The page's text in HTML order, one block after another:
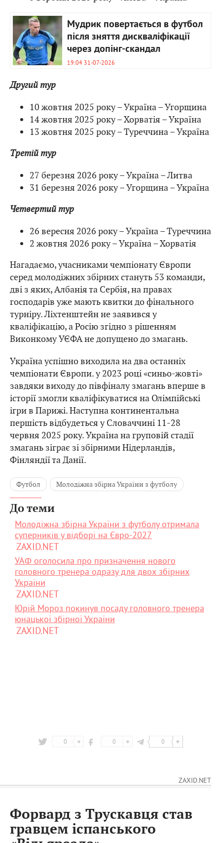
Мудрик повертається в футбол
після зняття дискваліфікації
через допінг-скандал
19:04 31-07-2026
Другий тур
10 жовтня 2025 року – Україна – Угорщина
14 жовтня 2025 року – Хорватія – Україна
13 жовтня 2025 року – Туреччина – Україна
Третій тур
27 березня 2026 року – Україна – Литва
31 березня 2026 року – Угорщина – Україна
Четвертий тур
26 вересня 2026 року – Україна – Туреччина
2 жовтня 2026 року – Україна – Хорватія
Нагадаємо, учасниками чемпіонату Європи
серед молодіжних збірних стануть 53 команди,
дві з яких, Албанія та Сербія, на правах
господарів уже мають квитки до фінального
турніру. Ліхтенштейн не заявився у
кваліфікацію, а Росію згідно з рішенням
Виконкому УЄФА не допущено до змагань.
Україна успішно виходила на два останніх
чемпіонати Європи. у 2023 році «синьо-жовті»
завдяки виходу до півфіналу змагань вперше в
історії змогли кваліфікуватися на Олімпійські
ігри в Парижі. Наступна континентальна
першість відбудеться у Словаччині 11-28
червня 2025 року. Україна на груповій стадії
змагань зіграє зі збірними Нідерландів,
Фінляндії та Данії.
Футбол Молодіжна збірна України з футболу
До теми
Молодіжна збірна України з футболу отримала
суперників у відборі на Євро-2027
ZAXID.NET
УАФ оголосила про призначення нового
головного тренера одразу для двох збірних
України
ZAXID.NET
Юрій Мороз покинув посаду головного тренера
юнацької збірної України
ZAXID.NET
0 0 0
ZAXID.NET
Форвард з Трускавця став
гравцем іспанського